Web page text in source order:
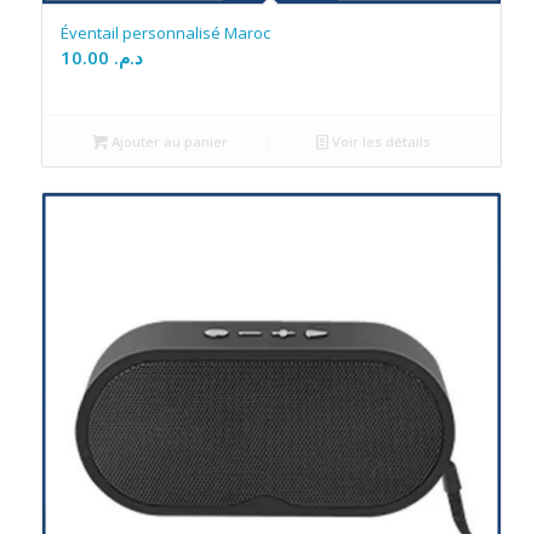
Éventail personnalisé Maroc
د.م.
Ajouter au panier Voir les détails